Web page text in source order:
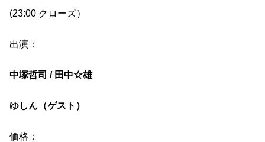
(23:00 クローズ）
出演：
中塚哲司 / 田中☆雄
ゆしん（ゲスト）
価格：